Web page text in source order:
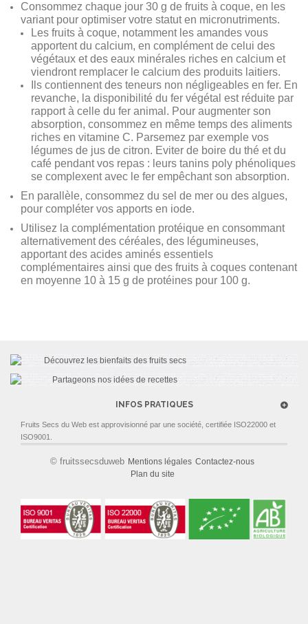
Consommez chaque jour 30 g de fruits à coque, en les
variant pour optimiser votre statut en micronutriments.
Les fruits à coque, notamment les amandes vous
apportent du calcium, en complément de celui des
végétaux et des eaux minérales riches en calcium et
viendront remplacer le calcium des produits laitiers.
Ils contiennent des teneurs non négligeables en fer. En
revanche, la disponibilité du fer végétal est réduite par
rapport à celle du fer animal. Pour augmenter son
absorption, consommez en même temps des aliments
riches en vitamine C. Parsemez par exemple vos
légumes de jus de citron. Eviter de boire du thé et du
café pendant vos repas : leurs tanins poly phénoliques
se complexent avec le fer empêchant son absorption.
En parallèle, consommez du sel de mer ou des algues,
pour compléter vos apports en iode.
Utilisez la complémentation protéique en consommant
alternativement des céréales, des légumineuses,
apportant des acides aminés essentiels
complémentaires ainsi que des fruits à coques contenant
en moyenne 10 à 15 g de protéines pour 100 g.
INFOS PRATIQUES
Fruits Secs du Web est approvisionné par une société, certifiée ISO22000 et
ISO9001.
© fruitssecsduweb Mentions légales Contactez-nous
Plan du site